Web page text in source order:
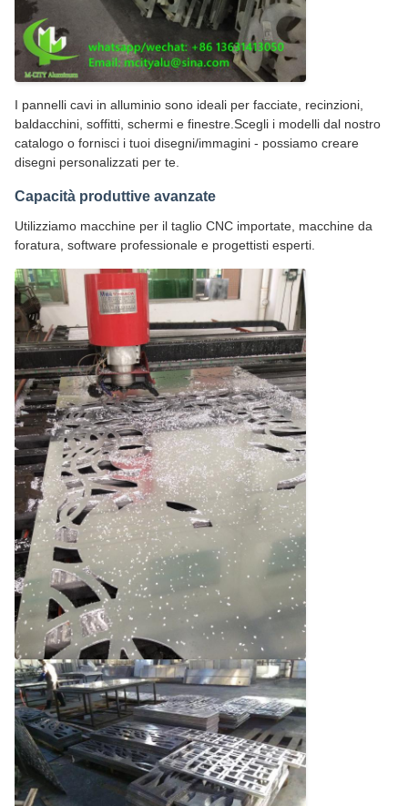
I pannelli cavi in alluminio sono ideali per facciate, recinzioni,
baldacchini, soffitti, schermi e finestre.Scegli i modelli dal nostro
catalogo o fornisci i tuoi disegni/immagini - possiamo creare
disegni personalizzati per te.
Capacità produttive avanzate
Utilizziamo macchine per il taglio CNC importate, macchine da
foratura, software professionale e progettisti esperti.